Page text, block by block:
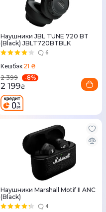
Наушники JBL TUNE 720 BT
(Black) JBLT720BTBLK
6
Кешбэк 21 ₴
2 399
-8%
2 199₴
Наушники Marshall Motif II ANC
(Black)
4